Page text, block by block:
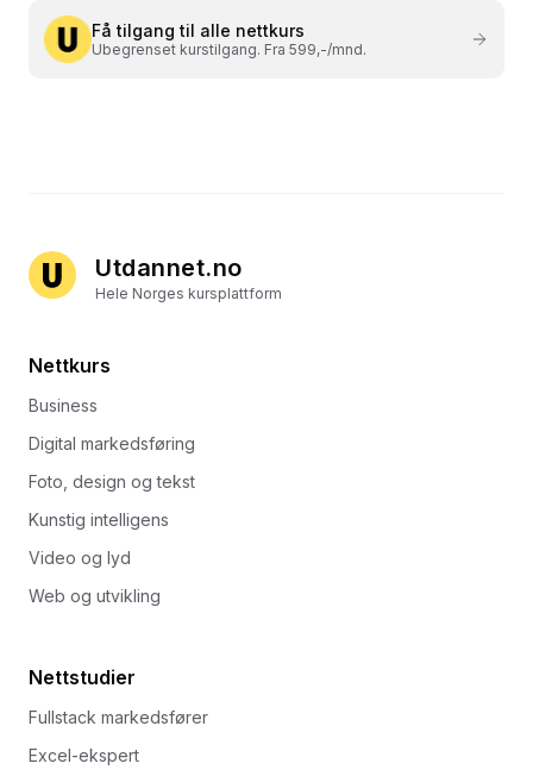
Få tilgang til alle nettkurs
Ubegrenset kurstilgang. Fra 599,-/mnd.
Utdannet.no
Hele Norges kursplattform
Nettkurs
Business
Digital markedsføring
Foto, design og tekst
Kunstig intelligens
Video og lyd
Web og utvikling
Nettstudier
Fullstack markedsfører
Excel-ekspert